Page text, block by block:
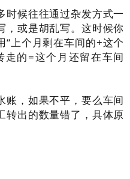
时候往往通过杂发方式一
，或是胡乱写。这时候你
上个月剩在车间的+这个
走的=这个月还留在车间
账，如果不平，要么车间
转出的数量错了，具体原